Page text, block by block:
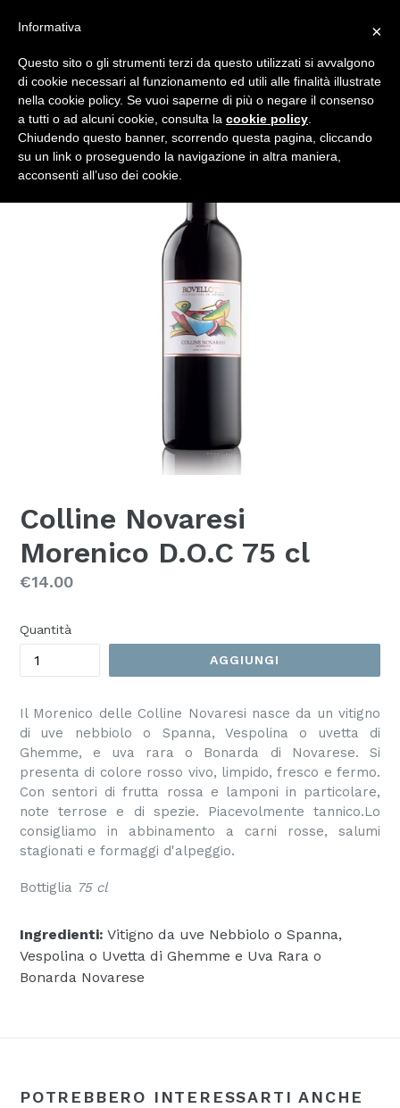
Colline Novaresi
Morenico D.O.C 75 cl
Prezzo
€14.00
Quantità
AGGIUNGI
Il Morenico delle Colline Novaresi nasce da un vitigno
di uve nebbiolo o Spanna, Vespolina o uvetta di
Ghemme, e uva rara o Bonarda di Novarese. Si
presenta di colore rosso vivo, limpido, fresco e fermo.
Con sentori di frutta rossa e lamponi in particolare,
note terrose e di spezie. Piacevolmente tannico.Lo
consigliamo in abbinamento a carni rosse, salumi
stagionati e formaggi d'alpeggio.
Bottiglia 75 cl
Ingredienti: Vitigno da uve Nebbiolo o Spanna,
Vespolina o Uvetta di Ghemme e Uva Rara o
Bonarda Novarese
POTREBBERO INTERESSARTI ANCHE
×
Informativa
Questo sito o gli strumenti terzi da questo utilizzati si avvalgono
di cookie necessari al funzionamento ed utili alle finalità illustrate
nella cookie policy. Se vuoi saperne di più o negare il consenso
a tutti o ad alcuni cookie, consulta la cookie policy.
Chiudendo questo banner, scorrendo questa pagina, cliccando
su un link o proseguendo la navigazione in altra maniera,
acconsenti all’uso dei cookie.